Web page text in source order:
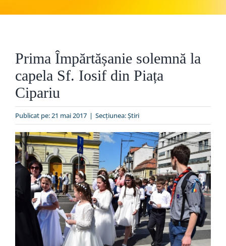
Organizare
Liturgic
Special
Prima Împărtășanie solemnă la
capela Sf. Iosif din Piața
Cipariu
Publicat pe: 21 mai 2017 | Secțiunea:Ştiri